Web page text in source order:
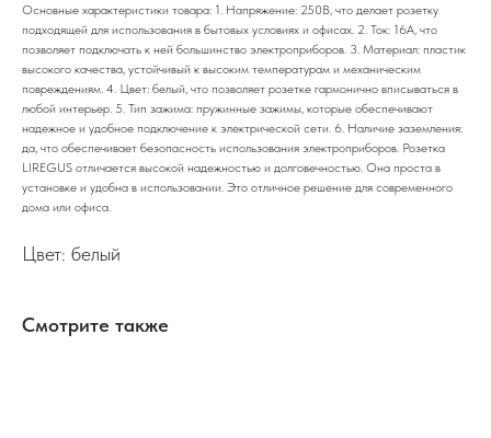
Основные характеристики товара: 1. Напряжение: 250В, что делает розетку
подходящей для использования в бытовых условиях и офисах. 2. Ток: 16А, что
позволяет подключать к ней большинство электроприборов. 3. Материал: пластик
высокого качества, устойчивый к высоким температурам и механическим
повреждениям. 4. Цвет: белый, что позволяет розетке гармонично вписываться в
любой интерьер. 5. Тип зажима: пружинные зажимы, которые обеспечивают
надежное и удобное подключение к электрической сети. 6. Наличие заземления:
да, что обеспечивает безопасность использования электроприборов. Розетка
LIREGUS отличается высокой надежностью и долговечностью. Она проста в
установке и удобна в использовании. Это отличное решение для современного
дома или офиса.
Цвет: белый
Смотрите также